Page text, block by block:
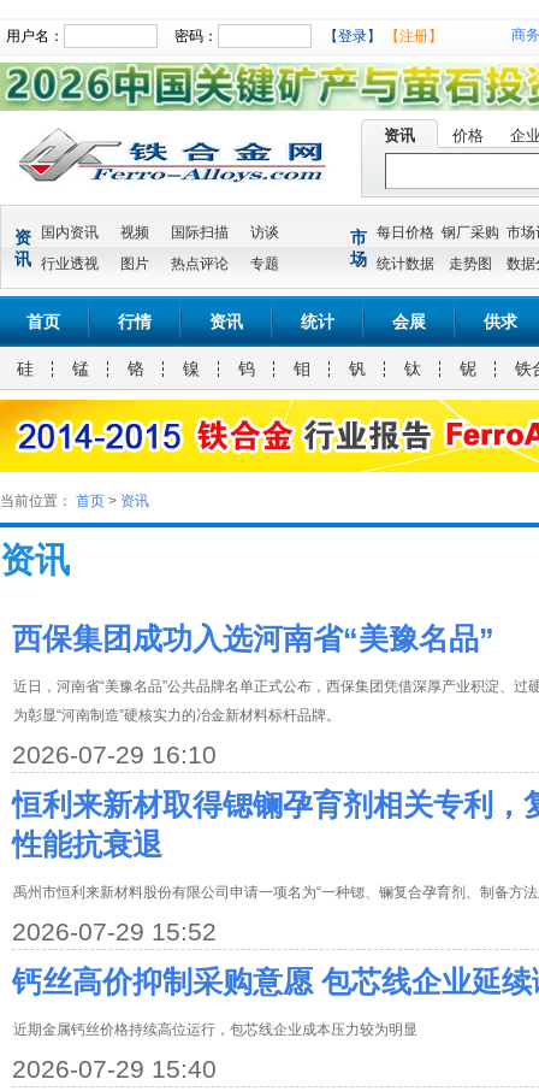
用户名： 密码： 【登录】 【注册】 商
资讯 价格 企
资
讯
国内资讯 视频 国际扫描
访谈
行业透视
图片 热点评论 专题
市
场
每日价格 钢厂采购 市场
统计数据
走势图 数据
首页 行情 资讯 统计 会展 供求
硅 锰 铬 镍 钨 钼 钒 钛 铌 铁
当前位置： 首页 > 资讯
资讯
西保集团成功入选河南省“美豫名品”
近日，河南省“美豫名品”公共品牌名单正式公布，西保集团凭借深厚产业积淀、
为彰显“河南制造”硬核实力的冶金新材料标杆品牌。
2026-07-29 16:10
恒利来新材取得锶镧孕育剂相关专利，
性能抗衰退
禹州市恒利来新材料股份有限公司申请一项名为“一种锶、镧复合孕育剂、制备方
2026-07-29 15:52
钙丝高价抑制采购意愿 包芯线企业延
近期金属钙丝价格持续高位运行，包芯线企业成本压力较为明显
2026-07-29 15:40